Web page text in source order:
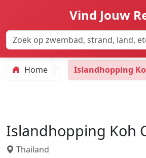
Vind Jouw
Home Islandhopping
Islandhopping Koh
Thailand